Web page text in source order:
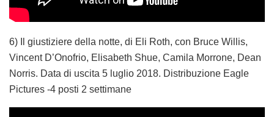
6) Il giustiziere della notte, di Eli Roth, con Bruce Willis,
Vincent D’Onofrio, Elisabeth Shue, Camila Morrone, Dean
Norris. Data di uscita 5 luglio 2018. Distribuzione Eagle
Pictures -4 posti 2 settimane